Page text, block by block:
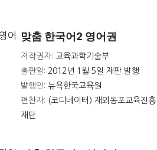
맞춤 한국어2 영어권
저작권자: 교육과학기술부
출판일: 2012년 1월 5일 재판 발행
발행인: 뉴욕한국교육원
편찬자: (코디네이터) 재외동포교육진흥
재단